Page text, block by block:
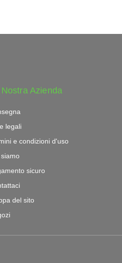
Azienda
legali
e condizioni d'uso
sicuro
del sito